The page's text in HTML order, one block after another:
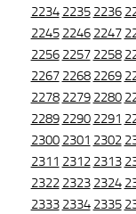
2234 2235 2236
2245 2246 2247
2256 2257 2258
2267 2268 2269
2278 2279 2280
2289 2290 2291
2300 2301 2302
2311 2312 2313
2322 2323 2324
2333 2334 2335